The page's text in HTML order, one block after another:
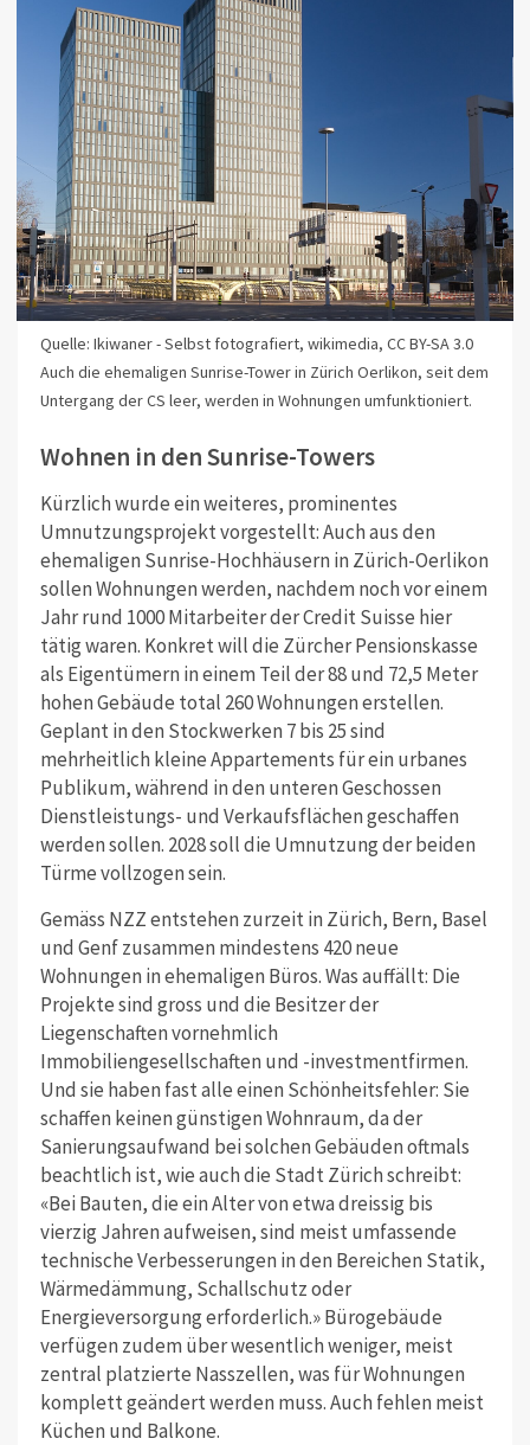
Quelle: Ikiwaner - Selbst fotografiert, wikimedia, CC BY-SA 3.0
Auch die ehemaligen Sunrise-Tower in Zürich Oerlikon, seit dem
Untergang der CS leer, werden in Wohnungen umfunktioniert.
Wohnen in den Sunrise-Towers
Kürzlich wurde ein weiteres, prominentes
Umnutzungsprojekt vorgestellt: Auch aus den
ehemaligen Sunrise-Hochhäusern in Zürich-Oerlikon
sollen Wohnungen werden, nachdem noch vor einem
Jahr rund 1000 Mitarbeiter der Credit Suisse hier
tätig waren. Konkret will die Zürcher Pensionskasse
als Eigentümern in einem Teil der 88 und 72,5 Meter
hohen Gebäude total 260 Wohnungen erstellen.
Geplant in den Stockwerken 7 bis 25 sind
mehrheitlich kleine Appartements für ein urbanes
Publikum, während in den unteren Geschossen
Dienstleistungs- und Verkaufsflächen geschaffen
werden sollen. 2028 soll die Umnutzung der beiden
Türme vollzogen sein.
Gemäss NZZ entstehen zurzeit in Zürich, Bern, Basel
und Genf zusammen mindestens 420 neue
Wohnungen in ehemaligen Büros. Was auffällt: Die
Projekte sind gross und die Besitzer der
Liegenschaften vornehmlich
Immobiliengesellschaften und -investmentfirmen.
Und sie haben fast alle einen Schönheitsfehler: Sie
schaffen keinen günstigen Wohnraum, da der
Sanierungsaufwand bei solchen Gebäuden oftmals
beachtlich ist, wie auch die Stadt Zürich schreibt:
«Bei Bauten, die ein Alter von etwa dreissig bis
vierzig Jahren aufweisen, sind meist umfassende
technische Verbesserungen in den Bereichen Statik,
Wärmedämmung, Schallschutz oder
Energieversorgung erforderlich.» Bürogebäude
verfügen zudem über wesentlich weniger, meist
zentral platzierte Nasszellen, was für Wohnungen
komplett geändert werden muss. Auch fehlen meist
Küchen und Balkone.